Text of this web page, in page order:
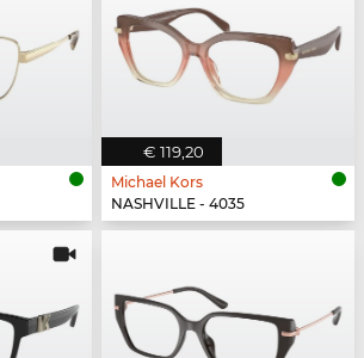
€ 119,20
Michael Kors
NASHVILLE - 4035